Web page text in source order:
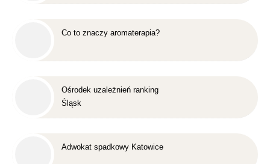
Co to znaczy aromaterapia?
Ośrodek uzależnień ranking
Śląsk
Adwokat spadkowy Katowice